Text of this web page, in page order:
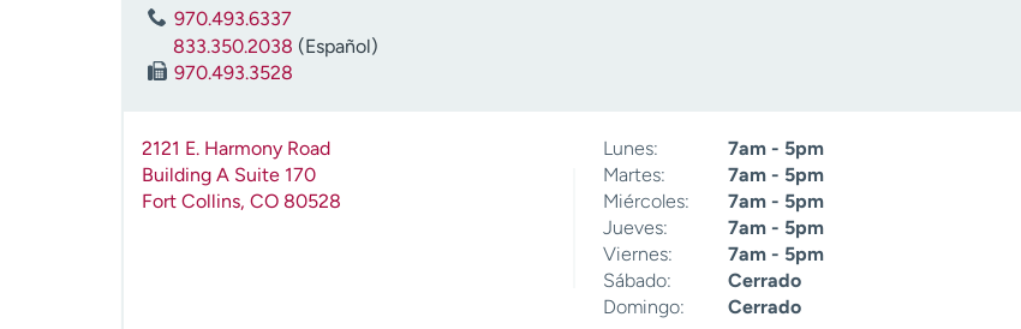
970.493.6337
833.350.2038 (Español)
970.493.3528
2121 E. Harmony Road
Building A Suite 170
Fort Collins, CO 80528
Lunes:
7am - 5pm
Martes:
7am - 5pm
Miércoles:
7am - 5pm
Jueves:
7am - 5pm
Viernes:
7am - 5pm
Sábado:
Cerrado
Domingo:
Cerrado